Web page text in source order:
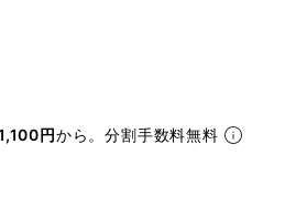
円から。分割手数料無料